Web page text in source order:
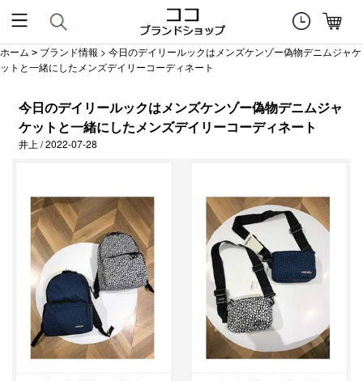
ホーム > ブランド情報 > 今日のデイリールックはメンズケンゾー偽物デニムジャケ
ットと一緒にしたメンズデイリーコーディネート
今日のデイリールックはメンズケンゾー偽物デニムジャ
ケットと一緒にしたメンズデイリーコーディネート
井上 / 2022-07-28